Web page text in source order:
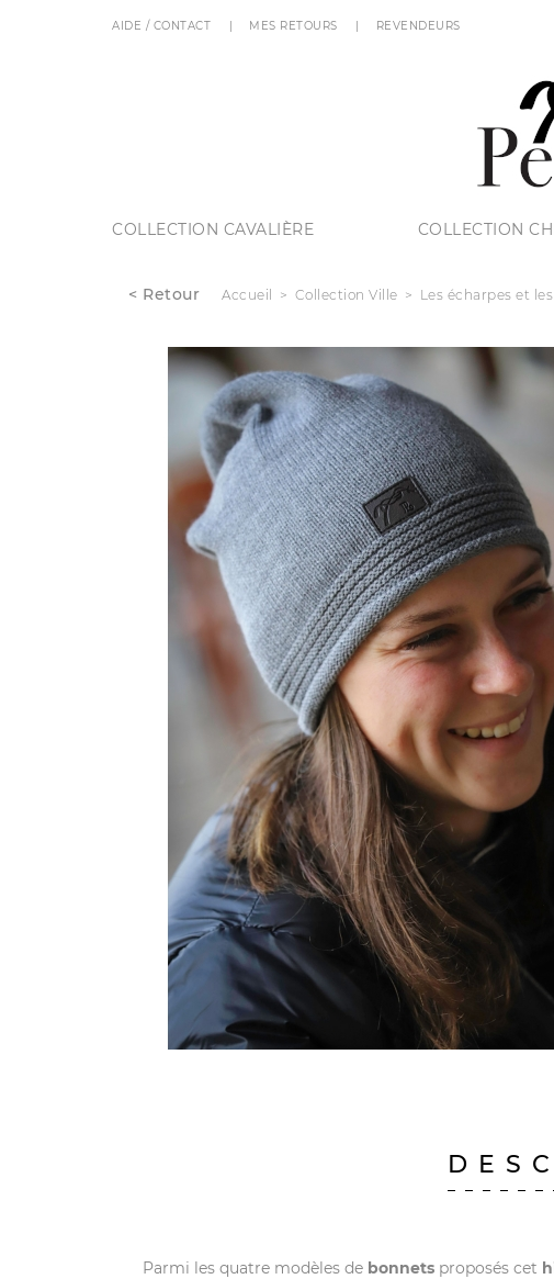
AIDE / CONTACT MES RETOURS REVENDEURS
COLLECTION CAVALIÈRE COLLECTION
< Retour Accueil Collection Ville Les écharpes et
Parmi les quatre modèles de bonnetsproposés cet